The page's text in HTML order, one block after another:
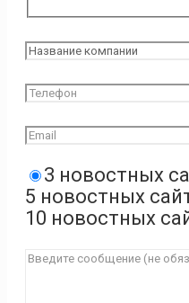
3 новостных
5 новостных
10 новостных